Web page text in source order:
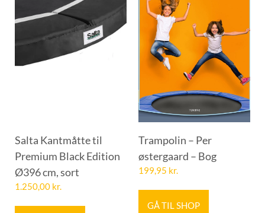
Salta Kantmåtte til
Premium Black Edition
Ø396 cm, sort
1.250,00 kr.
Trampolin – Per
østergaard – Bog
199,95 kr.
GÅ TIL SHOP